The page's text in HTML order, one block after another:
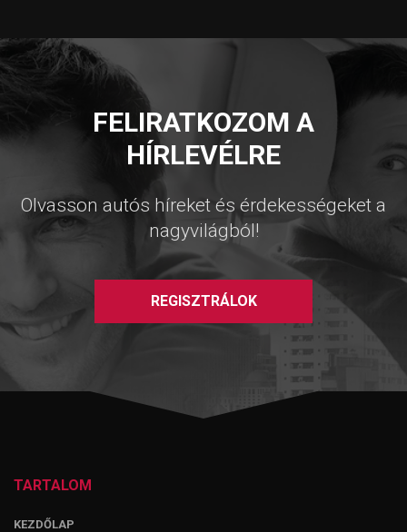
FELIRATKOZOM A
HÍRLEVÉLRE
Olvasson autós híreket és érdekességeket a
nagyvilágból!
REGISZTRÁLOK
TARTALOM
KEZDŐLAP